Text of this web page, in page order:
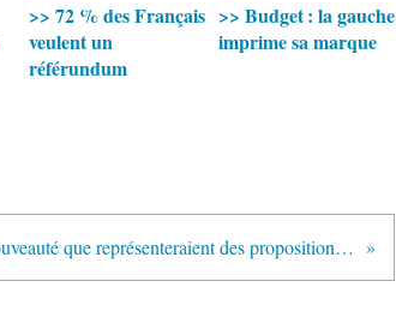
>> 72 % des Français
veulent un
référundum
>> Budget : la gauche
imprime sa marque
Pense-t-on à la nouveauté que représenteraient des propositions portées ensemble et sur lesquelles de grands forums pourraient être organisés unitairement dans tout le pays ?